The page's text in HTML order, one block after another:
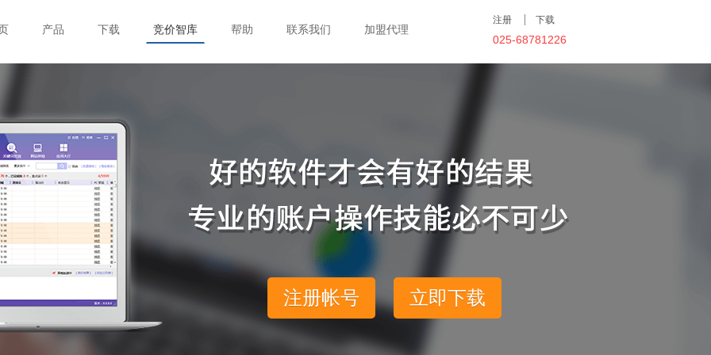
产品 下载 竞价智库 帮助 联系我们 加盟代理
注册 下载
025-68781226
注册帐号 立即下载